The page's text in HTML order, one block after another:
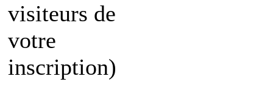
visiteurs de
votre
inscription)